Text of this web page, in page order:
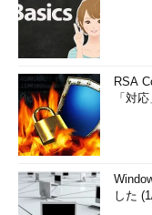
RSA
「対
した